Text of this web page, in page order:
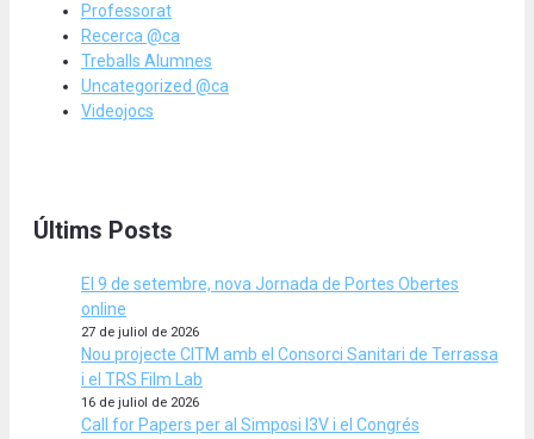
Professorat
Recerca @ca
Treballs Alumnes
Uncategorized @ca
Videojocs
Últims Posts
El 9 de setembre, nova Jornada de Portes Obertes
online
27 de juliol de 2026
Nou projecte CITM amb el Consorci Sanitari de Terrassa
i el TRS Film Lab
16 de juliol de 2026
Call for Papers per al Simposi I3V i el Congrés